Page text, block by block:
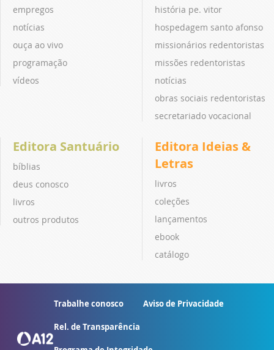
empregos
notícias
ouça ao vivo
programação
vídeos
história pe. vitor
hospedagem santo afonso
missionários redentoristas
missões redentoristas
notícias
obras sociais redentoristas
secretariado vocacional
Editora Santuário
bíblias
deus conosco
livros
outros produtos
Editora Ideias &
Letras
livros
coleções
lançamentos
ebook
catálogo
Trabalhe conosco Aviso de Privacidade
Rel. de Transparência